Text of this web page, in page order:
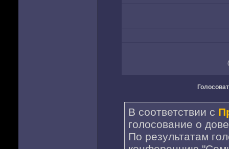
В соответствии с
голосование о
По результатам